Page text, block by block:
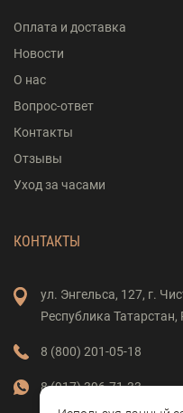
Оплата и доставка
Новости
О нас
Вопрос-ответ
Контакты
Отзывы
Уход за часами
КОНТАКТЫ
ул. Энгельса, 127, г.
Республика Татарстан,
8 (800) 201-05-18
8 (917) 396-71-33